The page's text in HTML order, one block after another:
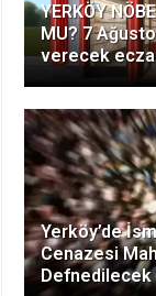
YERKÖY
MU? 7
verecek
Yerköy’de
Cenazesi
Defnedilecek